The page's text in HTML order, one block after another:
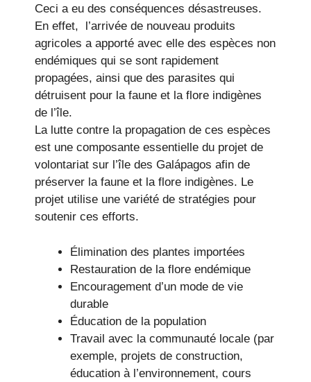
Ceci a eu des conséquences désastreuses.
En effet, l’arrivée de nouveau produits
agricoles a apporté avec elle des espèces non
endémiques qui se sont rapidement
propagées, ainsi que des parasites qui
détruisent pour la faune et la flore indigènes
de l’île.
La lutte contre la propagation de ces espèces
est une composante essentielle du projet de
volontariat sur l’île des Galápagos afin de
préserver la faune et la flore indigènes. Le
projet utilise une variété de stratégies pour
soutenir ces efforts.
Élimination des plantes importées
Restauration de la flore endémique
Encouragement d’un mode de vie
durable
Éducation de la population
Travail avec la communauté locale (par
exemple, projets de construction,
éducation à l’environnement, cours